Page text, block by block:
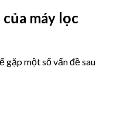
máy lọc
gặp một số vấn đề sau